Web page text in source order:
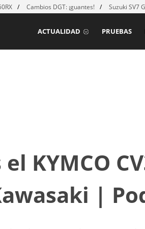
Cambios DGT: ¡guantes! Suzuki SV7
PRUEBAS
ACTUALIDAD
KYMCO
|